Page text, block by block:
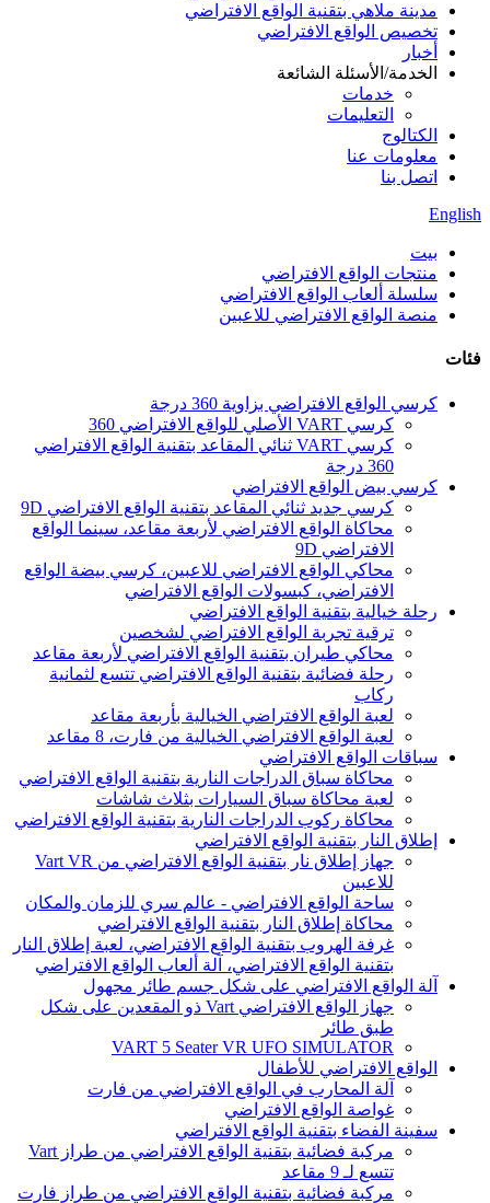
مدينة ملاهي بتقنية الواقع الافتراضي
تخصيص الواقع الافتراضي
أخبار
الخدمة/الأسئلة الشائعة
خدمات
التعليمات
الكتالوج
معلومات عنا
اتصل بنا
English
بيت
منتجات الواقع الافتراضي
سلسلة ألعاب الواقع الافتراضي
منصة الواقع الافتراضي للاعبين
فئات
كرسي الواقع الافتراضي بزاوية 360 درجة
كرسي VART الأصلي للواقع الافتراضي 360
كرسي VART ثنائي المقاعد بتقنية الواقع الافتراضي
360 درجة
كرسي بيض الواقع الافتراضي
كرسي جديد ثنائي المقاعد بتقنية الواقع الافتراضي 9D
محاكاة الواقع الافتراضي لأربعة مقاعد، سينما الواقع
الافتراضي 9D
محاكي الواقع الافتراضي للاعبين، كرسي بيضة الواقع
الافتراضي، كبسولات الواقع الافتراضي
رحلة خيالية بتقنية الواقع الافتراضي
ترقية تجربة الواقع الافتراضي لشخصين
محاكي طيران بتقنية الواقع الافتراضي لأربعة مقاعد
رحلة فضائية بتقنية الواقع الافتراضي تتسع لثمانية
ركاب
لعبة الواقع الافتراضي الخيالية بأربعة مقاعد
لعبة الواقع الافتراضي الخيالية من فارت، 8 مقاعد
سباقات الواقع الافتراضي
محاكاة سباق الدراجات النارية بتقنية الواقع الافتراضي
لعبة محاكاة سباق السيارات بثلاث شاشات
محاكاة ركوب الدراجات النارية بتقنية الواقع الافتراضي
إطلاق النار بتقنية الواقع الافتراضي
جهاز إطلاق نار بتقنية الواقع الافتراضي من Vart VR
للاعبين
ساحة الواقع الافتراضي - عالم سري للزمان والمكان
محاكاة إطلاق النار بتقنية الواقع الافتراضي
غرفة الهروب بتقنية الواقع الافتراضي، لعبة إطلاق النار
بتقنية الواقع الافتراضي، آلة ألعاب الواقع الافتراضي
آلة الواقع الافتراضي على شكل جسم طائر مجهول
جهاز الواقع الافتراضي Vart ذو المقعدين على شكل
طبق طائر
VART 5 Seater VR UFO SIMULATOR
الواقع الافتراضي للأطفال
آلة المحارب في الواقع الافتراضي من فارت
غواصة الواقع الافتراضي
سفينة الفضاء بتقنية الواقع الافتراضي
مركبة فضائية بتقنية الواقع الافتراضي من طراز Vart
تتسع لـ 9 مقاعد
مركبة فضائية بتقنية الواقع الافتراضي من طراز فارت